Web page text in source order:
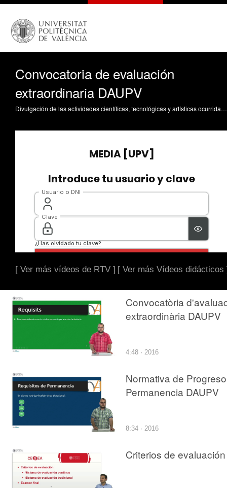
Convocatoria de evaluación
extraordinaria DAUPV
Divulgación de las actividades científicas, tecnológicas y artísticas ocurridas en los tres campus de la UPV
[ Ver más vídeos de RTV ] [ Ver más Vídeos didácticos
Convocatòria
extraordinària DAUPV
4:48 · 2016
Normativa de
Permanencia DAUPV
8:34 · 2016
Criterios de evaluación